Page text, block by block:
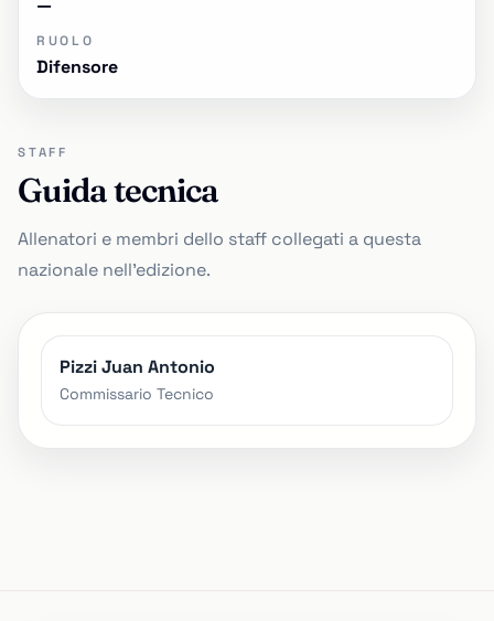
—
RUOLO
Difensore
STAFF
Guida tecnica
Allenatori e membri dello staff collegati a questa
nazionale nell'edizione.
Pizzi Juan Antonio
Commissario Tecnico